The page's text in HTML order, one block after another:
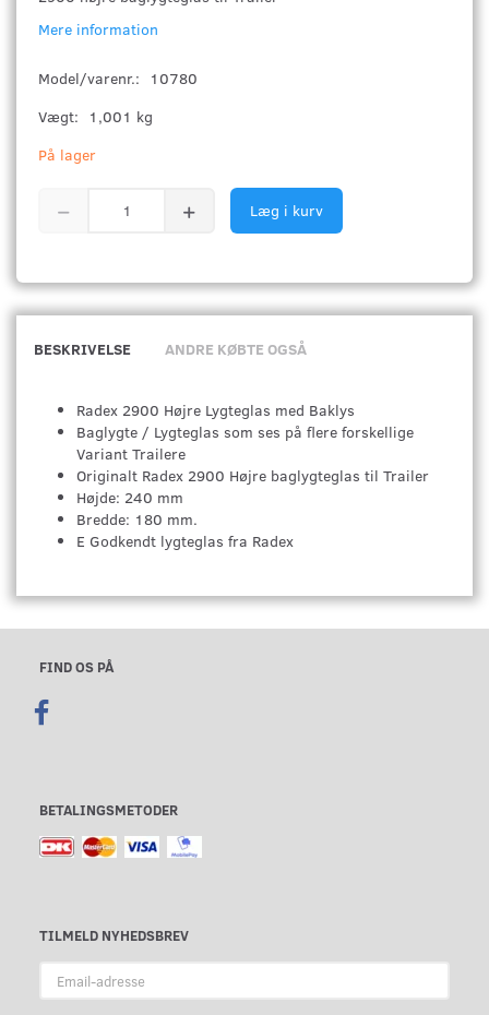
Mere information
Model/varenr.:
10780
Vægt:
1,001 kg
På lager
Læg i kurv
BESKRIVELSE ANDRE KØBTE OGSÅ
Radex 2900 Højre Lygteglas med Baklys
Baglygte / Lygteglas som ses på flere forskellige
Variant Trailere
Originalt Radex 2900 Højre baglygteglas til Trailer
Højde: 240 mm
Bredde: 180 mm.
E Godkendt lygteglas fra Radex
FIND OS PÅ
BETALINGSMETODER
TILMELD NYHEDSBREV
adresse